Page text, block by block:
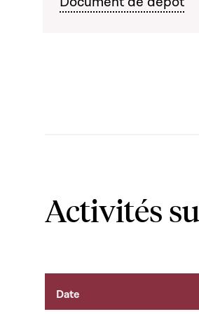
Activités
Date